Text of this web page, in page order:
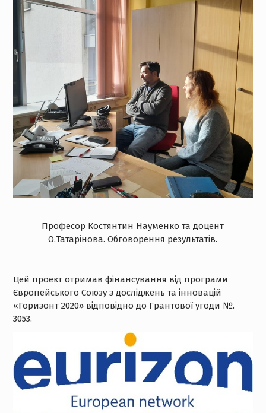
Професор Костянтин Науменко та доцент
О.Татарінова. Обговорення результатів.
Цей проект отримав фінансування від програми
Європейського Союзу з досліджень та інновацій
«Горизонт 2020» відповідно до Грантової угоди №.
3053.